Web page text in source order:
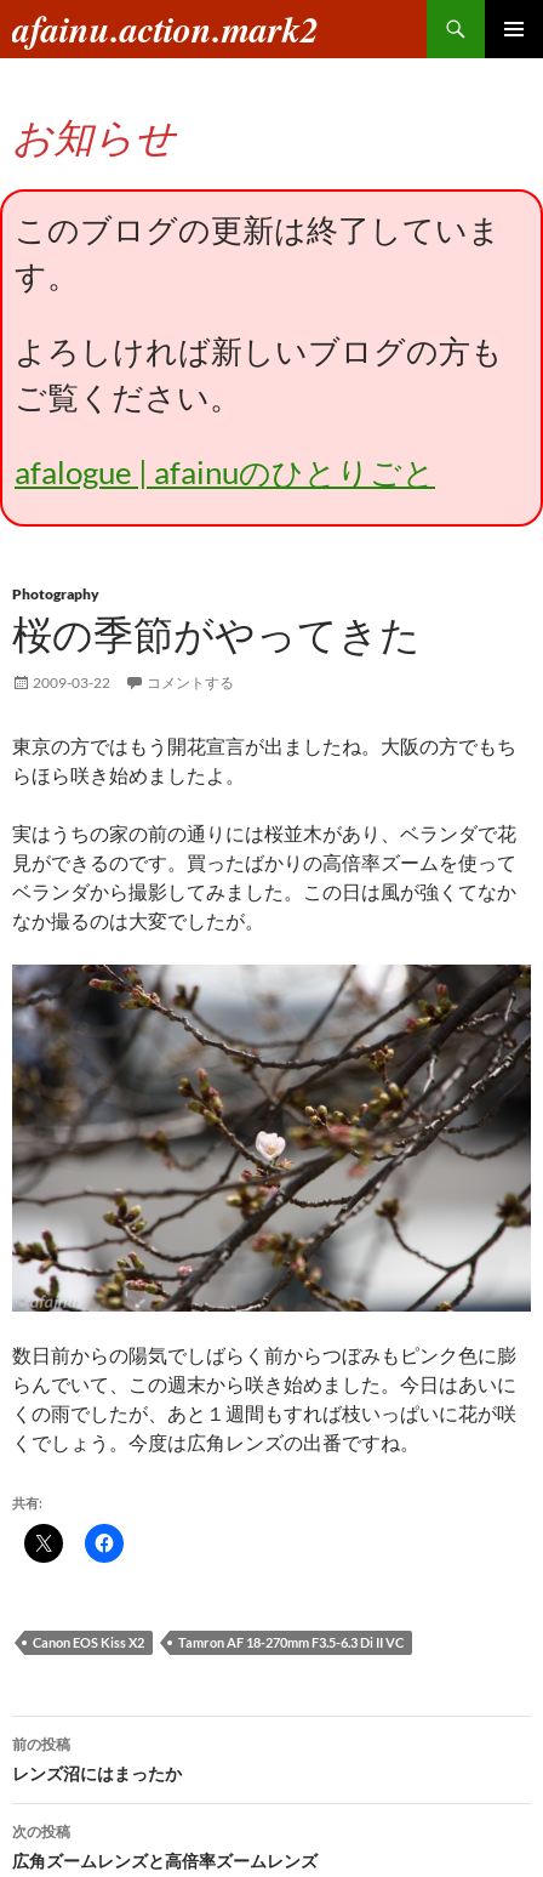
ン
へ
ス
キ
プ
afainu.action.mark2
索
お知らせ
このブログの更新は終了していま
す。
よろしければ新しいブログの方も
ご覧ください。
afalogue | afainuのひとりごと
Photography
桜の季節がやってきた
2009-03-22 コメントする
東京の方ではもう開花宣言が出ましたね。大阪の方でもち
らほら咲き始めましたよ。
実はうちの家の前の通りには桜並木があり、ベランダで花
見ができるのです。買ったばかりの高倍率ズームを使って
ベランダから撮影してみました。この日は風が強くてなか
なか撮るのは大変でしたが。
数日前からの陽気でしばらく前からつぼみもピンク色に膨
らんでいて、この週末から咲き始めました。今日はあいに
くの雨でしたが、あと１週間もすれば枝いっぱいに花が咲
くでしょう。今度は広角レンズの出番ですね。
共有:
Canon EOS Kiss X2 Tamron AF 18-270mm F3.5-6.3 Di II VC
投
稿
ナ
ビ
前の投稿
レンズ沼にはまったか
次の投稿
広角ズームレンズと高倍率ズームレンズ